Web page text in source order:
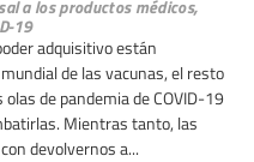
a los productos médicos,
19
adquisitivo están
de las vacunas, el resto
de pandemia de COVID-19
Mientras tanto, las
devolvernos a...